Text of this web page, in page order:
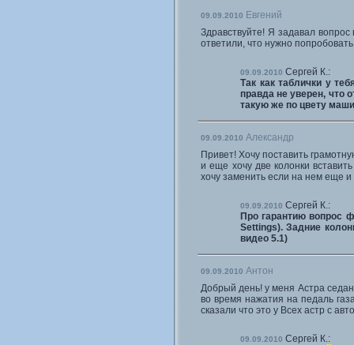
09.09.2010 Евгений
Здравствуйте! Я задавал
ответили, что нужно
09.09.2010 Сергей К.:
Так как таблички у
правда не уверен, что
такую же по цвету
09.09.2010 Александр
Привет! Хочу поставить
и еще хочу две колонки
хочу заменить если на нем еще
09.09.2010 Сергей К.:
Про гарантию вопрос
Settings). Задние
видео 5.1)
09.09.2010 Антон
Добрый день! у меня Астра
во время нажатия на педаль
сказали что это у Всех астр с
09.09.2010 Сергей К.: